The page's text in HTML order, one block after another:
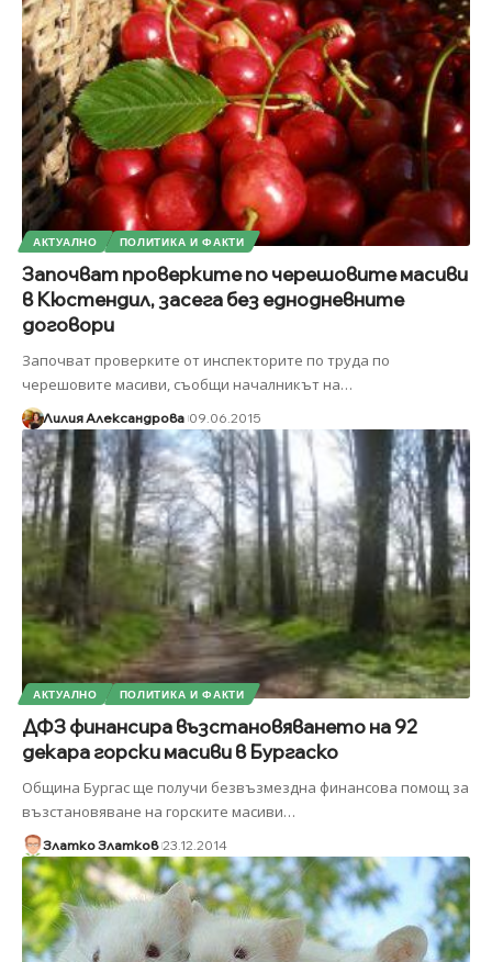
АКТУАЛНО ПОЛИТИКА И ФАКТИ
Започват проверките по черешовите масиви
в Кюстендил, засега без еднодневните
договори
Започват проверките от инспекторите по труда по
черешовите масиви, съобщи началникът на…
Лилия Александрова 09.06.2015
АКТУАЛНО ПОЛИТИКА И ФАКТИ
ДФЗ финансира възстановяването на 92
декара горски масиви в Бургаско
Община Бургас ще получи безвъзмездна финансова помощ за
възстановяване на горските масиви…
Златко Златков 23.12.2014